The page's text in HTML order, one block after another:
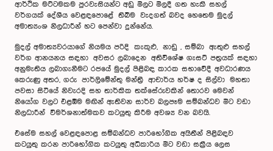
ආර්ථික මට්ටමකම පුරවැසියන්ට අඩු මිලට මිලදී ගත හැකි සහල්
වර්ගයක් දේශීය වෙළඳපොළේ තිබීම වැදගත් බවද හෙතෙම මුදල්
අමාත්‍යංශ නිලධාරීන් හට පෙන්වා දුන්නේය.
මුදල් අමාත්‍යවරයාගේ නියමය පරිදි කැකුළු, නාඩු , සම්බා ඇතුළු සහල්
වර්ග ආනයනය සඳහා අවසර ලබාදෙන අතිවිශේෂ ගැසට් පත්‍රයක් සඳහා
අනුමැතිය ලබාගැනීමට රජයේ මුදල් පිළිබඳ කාරක සභාවේදී අවධාරණය
කෙරුණු අතර, ගරු පාර්ලිමේන්තු මන්ත්‍රී ආචාර්ය හර්ෂ ද සිල්වා මහතා
පවසා සිටියේ නිවැරදි සහ තාර්කික තක්සේරුවකින් තොරව මෙවන්
නියෝග වලට එළඹීම මඟින් ඇතිවන සාර්ව බලපෑම සම්බන්ධව මීට වඩා
නිලධාරීන් විමර්ශනාත්මකව කටයුතු කිරීම අවශ්‍ය වන බවයි.
එසේම සහල් වෙළඳපොළ සම්බන්ධව පාරිභෝගික අයිතීන් පිළිබඳව
කටයුතු කරන පාරිභෝගික කටයුතු අධිකාරිය මීට වඩා සක්‍රීය ලෙස